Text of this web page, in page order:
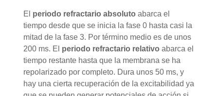
El periodo refractario absoluto abarca el
tiempo desde que se inicia la fase 0 hasta casi la
mitad de la fase 3. Por término medio es de unos
200 ms. El periodo refractario relativo abarca el
tiempo restante hasta que la membrana se ha
repolarizado por completo. Dura unos 50 ms, y
hay una cierta recuperación de la excitabilidad ya